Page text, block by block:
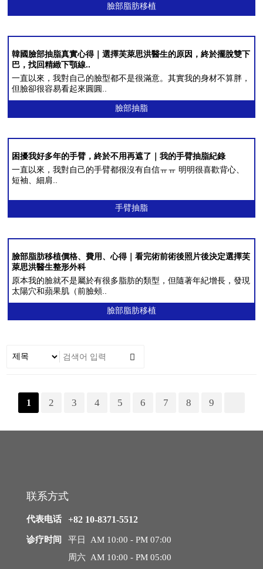
拉皮手术
迷你拉皮
中年眼部整形
腹部提升术
特殊整形
细微脂肪移植
干细胞及治疗
臉部脂肪移植
韓國臉部抽脂真實心得｜選擇芙萊思洪醫生的原因，終於擺脫雙下
巴，找回精緻下顎線..
一直以來，我對自己的臉型都不是很滿意。其實我的身材不算胖，
但臉卻很容易看起來圓圓..
臉部抽脂
困擾我好多年的手臂，終於不用再遮了｜我的手臂抽脂紀錄
一直以來，我對自己的手臂都很沒有自信ㅠㅠ 明明很喜歡背心、
短袖、細肩..
手臂抽脂
臉部脂肪移植價格、費用、心得｜看完術前術後照片後決定選擇芙
萊思洪醫生整形外科
原本我的臉就不是屬於有很多脂肪的類型，但隨著年紀增長，發現
太陽穴和蘋果肌（前臉頰..
臉部脂肪移植
1 2 3 4 5 6 7 8 9
联系方式
代表电话 +82 10-8371-5512
诊疗时间
平日 AM 10:00 - PM 07:00
周六 AM 10:00 - PM 05:00